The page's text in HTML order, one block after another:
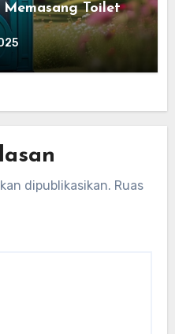
Toilet
dipublikasikan. Ruas